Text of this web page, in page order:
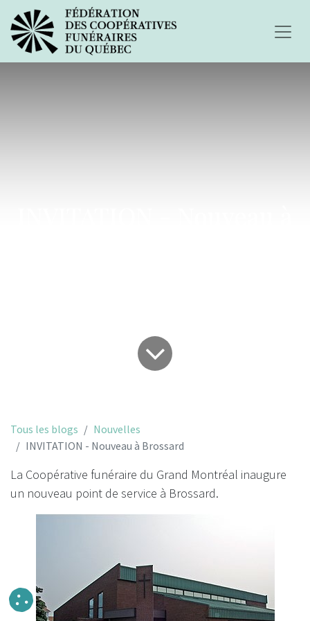
Tous les blogs
Nouvelles
INVITATION - Nouveau à Brossard
La Coopérative funéraire du Grand Montréal inaugure
un nouveau point de service à Brossard.